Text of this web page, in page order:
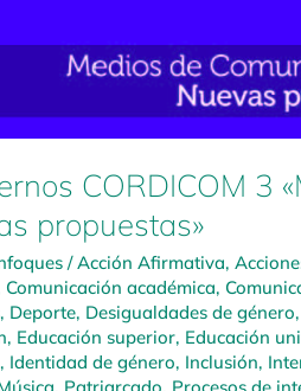
CORDICOM 3
propuestas»
/Acción Afirmativa,
Comunicación académica,
, Deporte, Desigualdades de género,
, Educación superior, Educación
, Identidad de género, Inclusión,